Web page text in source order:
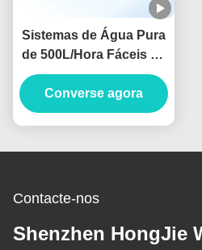
Sistemas de Água Pura
de 500L/Hora Fáceis de
Usar para a Indústria de
Alimentos e Bebidas
Converse agora
Contacte-nos
Shenzhen HongJie